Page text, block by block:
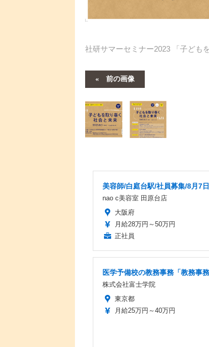
社研サマーセミナー2023 「子ども
前の画像
美容師/白庭台駅/社員募集/8月7
nao c美容室 田原台店
大阪府
月給28万円～50万円
正社員
医学予備校の教務事務「教務事務
株式会社富士学院
東京都
月給25万円～40万円